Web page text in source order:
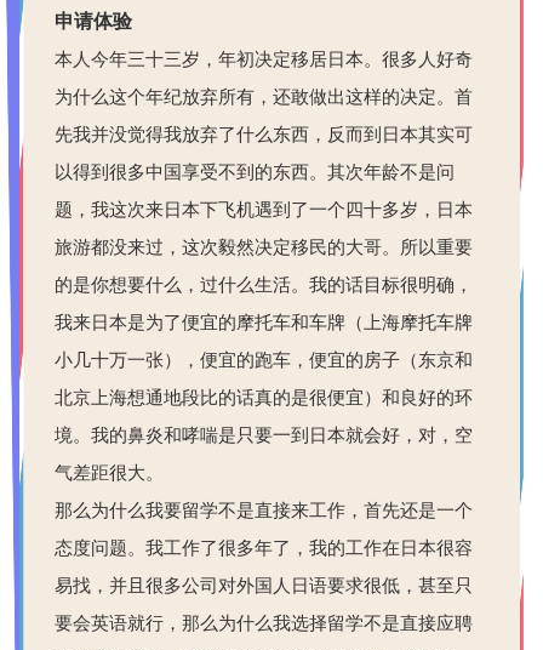
申请体验
本人今年三十三岁，年初决定移居日本。很多人好奇
为什么这个年纪放弃所有，还敢做出这样的决定。首
先我并没觉得我放弃了什么东西，反而到日本其实可
以得到很多中国享受不到的东西。其次年龄不是问
题，我这次来日本下飞机遇到了一个四十多岁，日本
旅游都没来过，这次毅然决定移民的大哥。所以重要
的是你想要什么，过什么生活。我的话目标很明确，
我来日本是为了便宜的摩托车和车牌（上海摩托车牌
小几十万一张），便宜的跑车，便宜的房子（东京和
北京上海想通地段比的话真的是很便宜）和良好的环
境。我的鼻炎和哮喘是只要一到日本就会好，对，空
气差距很大。
那么为什么我要留学不是直接来工作，首先还是一个
态度问题。我工作了很多年了，我的工作在日本很容
易找，并且很多公司对外国人日语要求很低，甚至只
要会英语就行，那么为什么我选择留学不是直接应聘